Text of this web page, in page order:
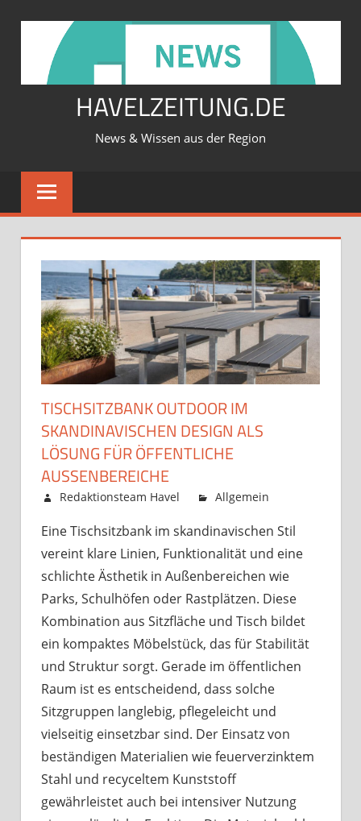
springen
HAVELZEITUNG.DE
News & Wissen aus der Region
TISCHSITZBANK OUTDOOR IM
SKANDINAVISCHEN DESIGN ALS
LÖSUNG FÜR ÖFFENTLICHE
AUSSENBEREICHE
Juli 3, 2026
Redaktionsteam Havel
Allgemein
deaktiviert
Eine Tischsitzbank im skandinavischen Stil
vereint klare Linien, Funktionalität und eine
schlichte Ästhetik in Außenbereichen wie
Parks, Schulhöfen oder Rastplätzen. Diese
Kombination aus Sitzfläche und Tisch bildet
ein kompaktes Möbelstück, das für Stabilität
und Struktur sorgt. Gerade im öffentlichen
Raum ist es entscheidend, dass solche
Sitzgruppen langlebig, pflegeleicht und
vielseitig einsetzbar sind. Der Einsatz von
beständigen Materialien wie feuerverzinktem
Stahl und recyceltem Kunststoff
gewährleistet auch bei intensiver Nutzung